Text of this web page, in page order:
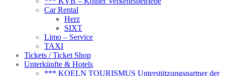
Car Rental
Herz
SIXT
Limo – Service
TAXI
Tickets / Ticket Shop
Unterkünfte & Hotels
*** KOELN TOURISMUS Unterstützungspartner der